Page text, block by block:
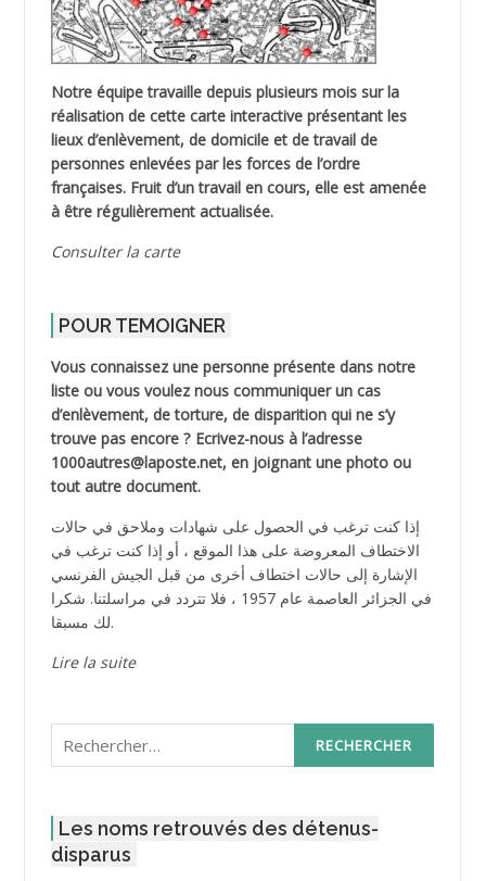
Notre équipe travaille depuis plusieurs mois sur la
réalisation de cette carte interactive présentant les
lieux d’enlèvement, de domicile et de travail de
personnes enlevées par les forces de l’ordre
françaises. Fruit d’un travail en cours, elle est amenée
à être régulièrement actualisée.
Consulter la carte
POUR TEMOIGNER
Vous connaissez une personne présente dans notre
liste ou vous voulez nous communiquer un cas
d’enlèvement, de torture, de disparition qui ne s’y
trouve pas encore ? Ecrivez-nous à l’adresse
1000autres@laposte.net, en joignant une photo ou
tout autre document.
إذا كنت ترغب في الحصول على شهادات وملاحق في حالات
الاختطاف المعروضة على هذا الموقع ، أو إذا كنت ترغب في
الإشارة إلى حالات اختطاف أخرى من قبل الجيش الفرنسي
في الجزائر العاصمة عام 1957 ، فلا تتردد في مراسلتنا. شكرا
لك مسبقا.
Lire la suite
Rechercher :
Les noms retrouvés des détenus-
disparus